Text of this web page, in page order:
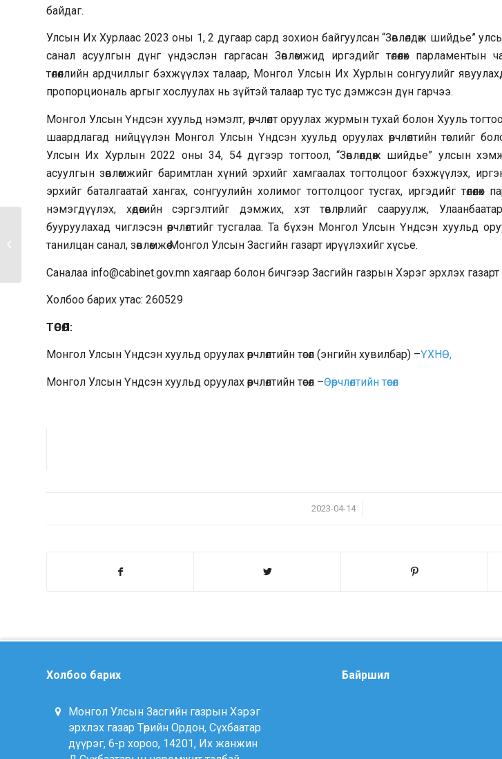
байдаг.
Улсын Их Хурлаас 2023 оны 1, 2 дугаар сард зохион байгуулсан “Зөвлөлдөж шийдье”
санал асуулгын дүнг үндэслэн гаргасан Зөвлөмжид иргэдийг төлөөлөх парламентын
төлөөллийн ардчиллыг бэхжүүлэх талаар, Монгол Улсын Их Хурлын сонгуулийг
пропорциональ аргыг хослуулах нь зүйтэй талаар тус тус дэмжсэн дүн гарчээ.
Монгол Улсын Үндсэн хуульд нэмэлт, өөрчлөлт оруулах журмын тухай болон Хууль
шаардлагад нийцүүлэн Монгол Улсын Үндсэн хуульд оруулах өөрчлөлтийн төслийг
Улсын Их Хурлын 2022 оны 34, 54 дүгээр тогтоол, “Зөвлөлдөж шийдье” улсын
асуулгын зөвлөмжийг баримтлан хүний эрхийг хамгаалах тогтолцоог бэхжүүлэх,
эрхийг баталгаатай хангах, сонгуулийн холимог тогтолцоог тусгах, иргэдийг
нэмэгдүүлэх, хөдөөгийн сэргэлтийг дэмжих, хэт төвлөрлийг сааруулж,
бууруулахад чиглэсэн өөрчлөлтийг тусгалаа. Та бүхэн Монгол Улсын Үндсэн хуульд
танилцан санал, зөвлөмжөө Монгол Улсын Засгийн газарт ирүүлэхийг хүсье.
Саналаа info@cabinet.gov.mn хаягаар болон бичгээр Засгийн газрын Хэрэг эрхлэх
Холбоо барих утас: 260529
ТӨСӨЛ:
Монгол Улсын Үндсэн хуульд оруулах өөрчлөлтийн төсөл (энгийн хувилбар) –ҮХНӨ,
Монгол Улсын Үндсэн хуульд оруулах өөрчлөлтийн төсөл –Өөрчлөлтийн төсөл
2023-04-14
/
Холбоо барих
Монгол Улсын Засгийн газрын Хэрэг
эрхлэх газар Төрийн Ордон, Сүхбаатар
дүүрэг, 6-р хороо, 14201, Их жанжин
Байршил
шилжүүлэх,...